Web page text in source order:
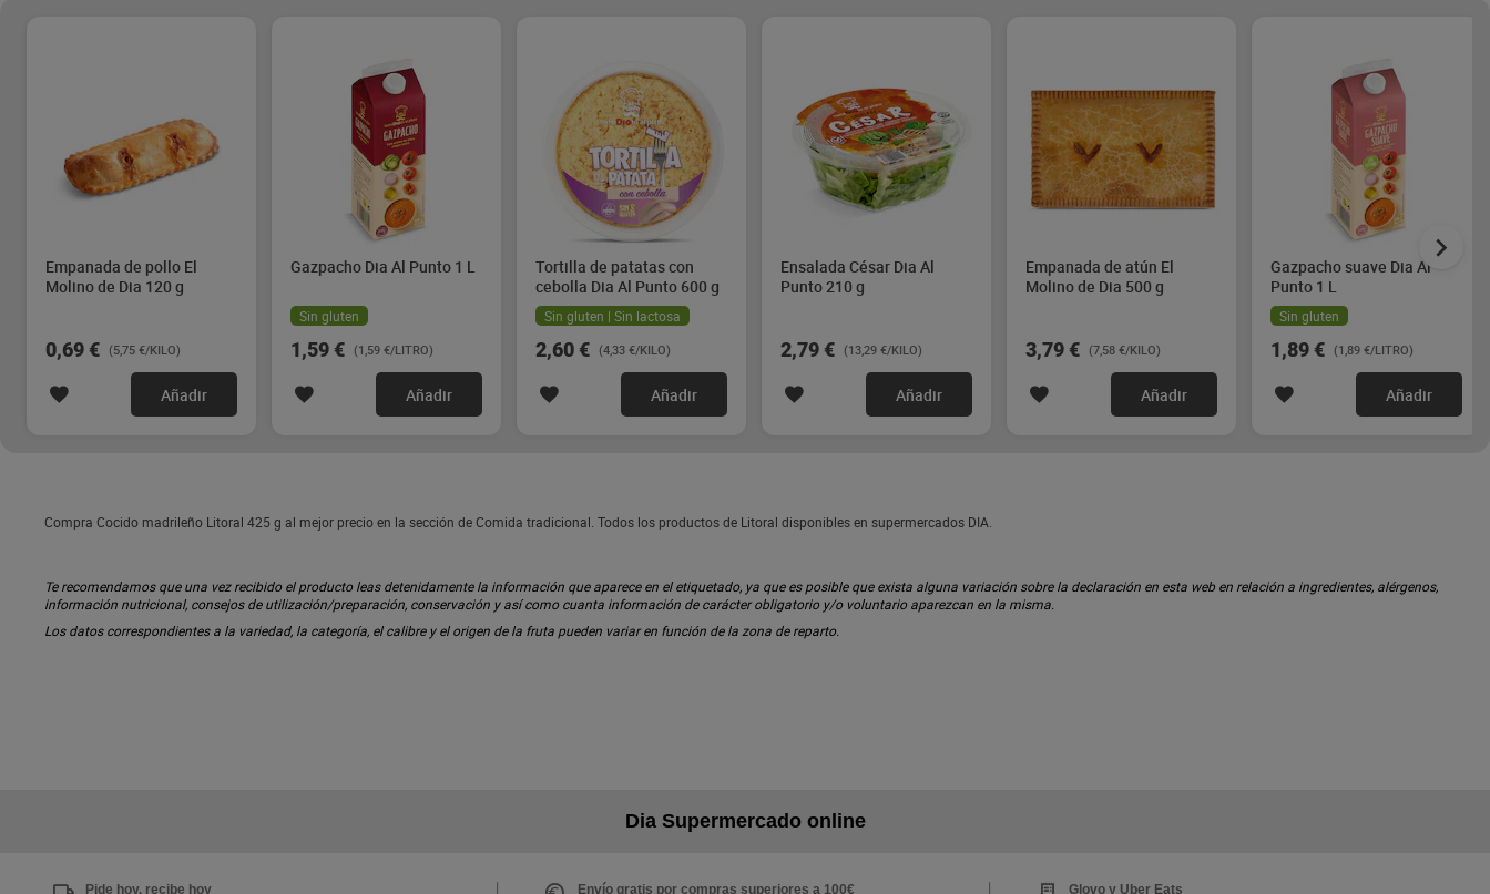
Empanada de pollo El
Molino de Dia 120 g
0,69 € (5,75 €/KILO)
Añadir
Gazpacho Dia Al Punto 1 L
Sin gluten
1,59 € (1,59 €/LITRO)
Añadir
Tortilla de patatas con
cebolla Dia Al Punto 600 g
Sin gluten | Sin lactosa
2,60 € (4,33 €/KILO)
Añadir
Ensalada César Dia Al
Punto 210 g
2,79 € (13,29 €/KILO)
Añadir
Empanada de atún El
Molino de Dia 500 g
3,79 € (7,58 €/KILO)
Añadir
Gazpacho suave Dia Al
Punto 1 L
Sin gluten
1,89 € (1,89 €/LITRO)
Añadir
Compra Cocido madrileño Litoral 425 g al mejor precio en la sección de Comida tradicional. Todos los productos de Litoral disponibles en supermercados DIA.
Te recomendamos que una vez recibido el producto leas detenidamente la información que aparece en el etiquetado, ya que es posible que exista alguna variación sobre la declaración en esta web en relación a ingredientes, alérgenos,
información nutricional, consejos de utilización/preparación, conservación y así como cuanta información de carácter obligatorio y/o voluntario aparezcan en la misma.
Los datos correspondientes a la variedad, la categoría, el calibre y el origen de la fruta pueden variar en función de la zona de reparto.
Dia Supermercado online
Pide hoy, recibe hoy Envío gratis por compras superiores a 100€ Glovo y Uber Eats